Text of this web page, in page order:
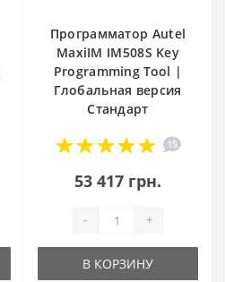
Программатор Autel
MaxiIM IM508S Key
Programming Tool |
Глобальная версия
Стандарт
15
53 417 грн.
- +
В КОРЗИНУ